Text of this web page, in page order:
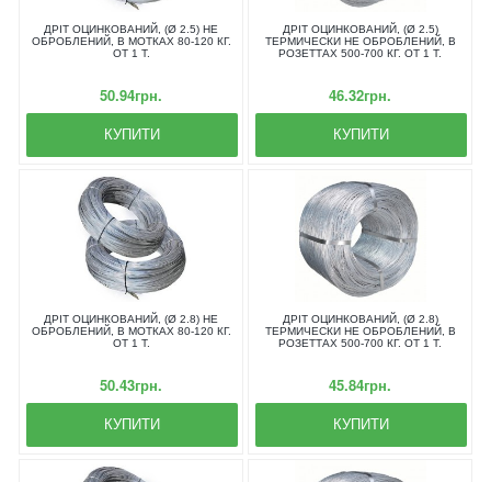
ДРІТ ОЦИНКОВАНИЙ, (Ø 2.5) НЕ
ОБРОБЛЕНИЙ, В МОТКАХ 80-120 КГ.
ОТ 1 Т.
50.94грн.
КУПИТИ
ДРІТ ОЦИНКОВАНИЙ, (Ø 2.5)
ТЕРМИЧЕСКИ НЕ ОБРОБЛЕНИЙ, В
РОЗЕТТАХ 500-700 КГ. ОТ 1 Т.
46.32грн.
КУПИТИ
ДРІТ ОЦИНКОВАНИЙ, (Ø 2.8) НЕ
ОБРОБЛЕНИЙ, В МОТКАХ 80-120 КГ.
ОТ 1 Т.
50.43грн.
КУПИТИ
ДРІТ ОЦИНКОВАНИЙ, (Ø 2.8)
ТЕРМИЧЕСКИ НЕ ОБРОБЛЕНИЙ, В
РОЗЕТТАХ 500-700 КГ. ОТ 1 Т.
45.84грн.
КУПИТИ